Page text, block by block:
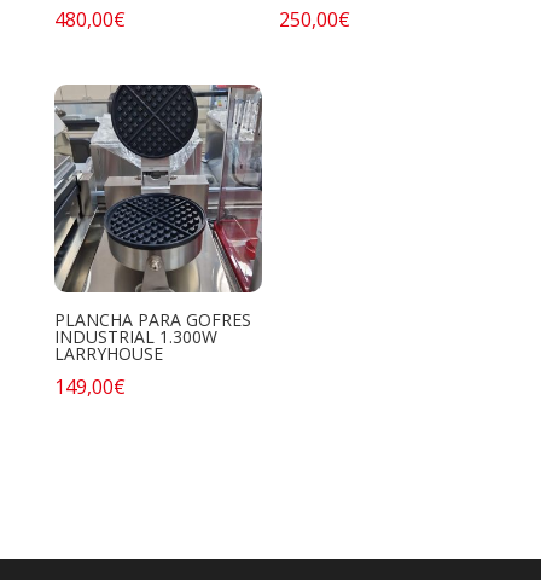
480,00€ 250,00€
PLANCHA PARA GOFRES
INDUSTRIAL 1.300W
LARRYHOUSE
149,00€